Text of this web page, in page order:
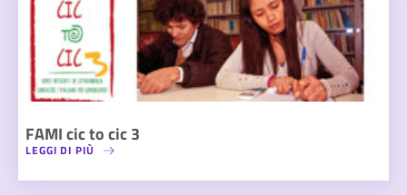
FAMI cic to cic 3
LEGGI DI PIÙ